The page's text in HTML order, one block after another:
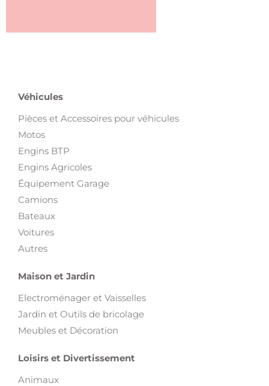
Véhicules
Pièces et Accessoires pour véhicules
Motos
Engins BTP
Engins Agricoles
Équipement Garage
Camions
Bateaux
Voitures
Autres
Maison et Jardin
Electroménager et Vaisselles
Jardin et Outils de bricolage
Meubles et Décoration
Loisirs et Divertissement
Animaux